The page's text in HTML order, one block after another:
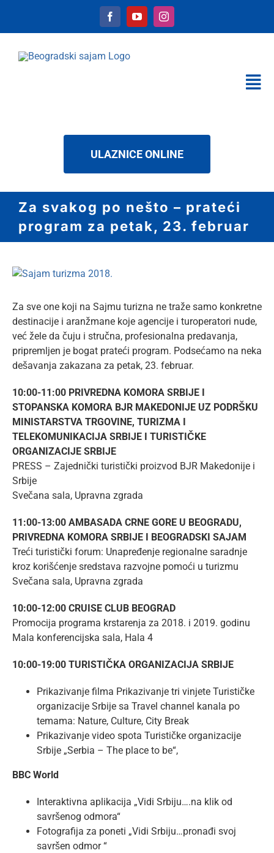
content
USLUGE
DOWNLOAD
KONTAKT
ULAZNICE ONLINE
Za svakog po nešto – prateći
program za petak, 23. februar
View
Image
Za sve one koji na Sajmu turizna ne traže samo konkretne
destinacije i aranžmane koje agencije i turoperatori nude,
već žele da čuju i stručna, profesionalna predavanja,
pripremljen je bogat prateći program. Podsećamo na neka
dešavanja zakazana za petak, 23. februar.
10:00-11:00 PRIVREDNA KOMORA SRBIJE I
STOPANSKA KOMORA BJR MAKEDONIJE UZ PODRŠKU
MINISTARSTVA TRGOVINE, TURIZMA I
TELEKOMUNIKACIJA SRBIJE I TURISTIČKE
ORGANIZACIJE SRBIJE
PRESS – Zajednički turistički proizvod BJR Makedonije i
Srbije
Svečana sala, Upravna zgrada
11:00-13:00 AMBASADA CRNE GORE U BEOGRADU,
PRIVREDNA KOMORA SRBIJE I BEOGRADSKI SAJAM
Treći turistički forum: Unapređenje regionalne saradnje
kroz korišćenje sredstava razvojne pomoći u turizmu
Svečana sala, Upravna zgrada
10:00-12:00 CRUISE CLUB BEOGRAD
Promocija programa krstarenja za 2018. i 2019. godinu
Mala konferencijska sala, Hala 4
10:00-19:00 TURISTIČKA ORGANIZACIJA SRBIJE
Prikazivanje filma Prikazivanje tri vinjete Turističke
organizacije Srbije sa Travel channel kanala po
temama: Nature, Culture, City Break
Prikazivanje video spota Turističke organizacije
Srbije „Serbia – The place to be“,
BBC World
Interaktivna aplikacija „Vidi Srbiju….na klik od
savršenog odmora“
Fotografija za poneti „Vidi Srbiju…pronađi svoj
savršen odmor “